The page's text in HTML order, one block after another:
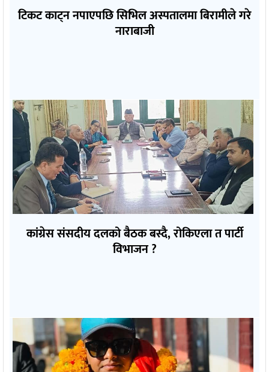
टिकट काट्न नपाएपछि सिभिल अस्पतालमा बिरामीले गरे
नाराबाजी
कांग्रेस संसदीय दलको बैठक बस्दै, रोकिएला त पार्टी
विभाजन ?